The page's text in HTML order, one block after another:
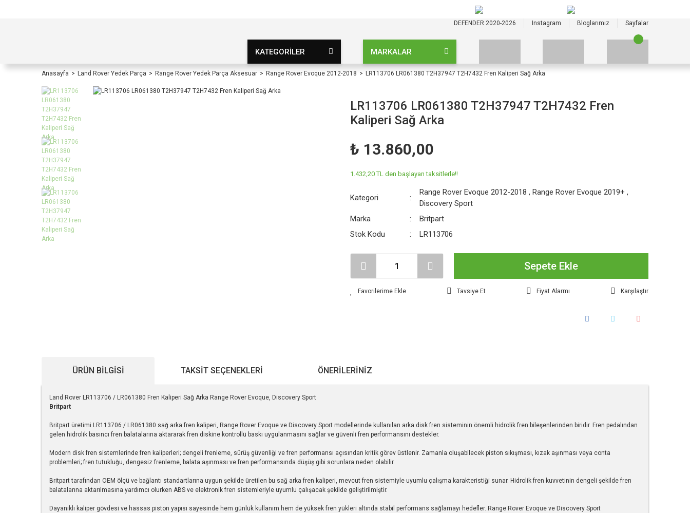
DEFENDER 2020-2026 Instagram Bloglarımız Sayfalar
KATEGORİLER MARKALAR
Anasayfa Land Rover Yedek Parça Range Rover Yedek Parça Aksesuar Range Rover Evoque 2012-2018 LR113706 LR061380 T2H37947 T2H7432 Fren Kaliperi Sağ Arka
LR113706 LR061380 T2H37947 T2H7432 Fren
Kaliperi Sağ Arka
₺ 13.860,00
1.432,20 TL den başlayan taksitlerle!!
Kategori
Range Rover Evoque 2012-2018 ,Range Rover Evoque 2019+ ,
Discovery Sport
Marka
Britpart
Stok Kodu
LR113706
Sepete Ekle
Tavsiye Et Fiyat Alarmı Karşılaştır
ÜRÜN BILGISI TAKSIT SEÇENEKLERI ÖNERILERINIZ
Land Rover LR113706 / LR061380 Fren Kaliperi Sağ Arka Range Rover Evoque, Discovery Sport
Britpart
Britpart üretimi LR113706 / LR061380 sağ arka fren kaliperi, Range Rover Evoque ve Discovery Sport modellerinde kullanılan arka disk fren sisteminin önemli hidrolik fren bileşenlerinden biridir. Fren pedalından
gelen hidrolik basıncı fren balatalarına aktararak fren diskine kontrollü baskı uygulanmasını sağlar ve güvenli fren performansını destekler.
Modern disk fren sistemlerinde fren kaliperleri; dengeli frenleme, sürüş güvenliği ve fren performansı açısından kritik görev üstlenir. Zamanla oluşabilecek piston sıkışması, kızak aşınması veya conta
problemleri; fren tutukluğu, dengesiz frenleme, balata aşınması ve fren performansında düşüş gibi sorunlara neden olabilir.
Britpart tarafından OEM ölçü ve bağlantı standartlarına uygun şekilde üretilen bu sağ arka fren kaliperi, mevcut fren sistemiyle uyumlu çalışma karakteristiği sunar. Hidrolik fren kuvvetinin dengeli şekilde fren
balatalarına aktarılmasına yardımcı olurken ABS ve elektronik fren sistemleriyle uyumlu çalışacak şekilde geliştirilmiştir.
Dayanıklı kaliper gövdesi ve hassas piston yapısı sayesinde hem günlük kullanım hem de yüksek fren yükleri altında stabil performans sağlamayı hedefler. Range Rover Evoque ve Discovery Sport